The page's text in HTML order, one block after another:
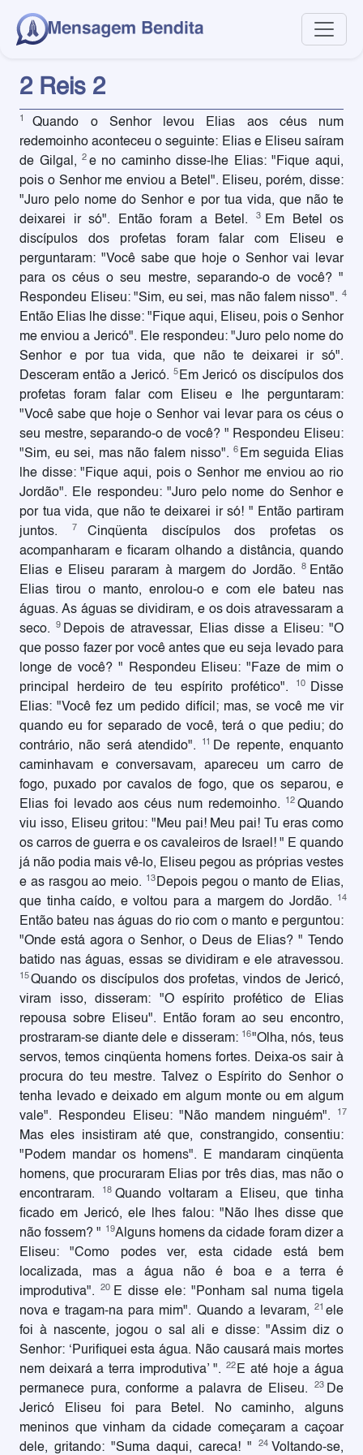
2 Reis 2
1
Quando o Senhor levou Elias aos céus num
redemoinho aconteceu o seguinte: Elias e Eliseu saíram
de Gilgal,2 e no caminho disse-lhe Elias: "Fique aqui,
pois o Senhor me enviou a Betel". Eliseu, porém, disse:
"Juro pelo nome do Senhor e por tua vida, que não te
deixarei ir só". Então foram a Betel.
3
Em Betel os
discípulos dos profetas foram falar com Eliseu e
perguntaram: "Você sabe que hoje o Senhor vai levar
para os céus o seu mestre, separando-o de você? "
Respondeu Eliseu: "Sim, eu sei, mas não falem nisso". 4
Então Elias lhe disse: "Fique aqui, Eliseu, pois o Senhor
me enviou a Jericó". Ele respondeu: "Juro pelo nome do
Senhor e por tua vida, que não te deixarei ir só".
Desceram então a Jericó. 5 Em Jericó os discípulos dos
profetas foram falar com Eliseu e lhe perguntaram:
"Você sabe que hoje o Senhor vai levar para os céus o
seu mestre, separando-o de você? " Respondeu Eliseu:
"Sim, eu sei, mas não falem nisso".6 Em seguida Elias
lhe disse: "Fique aqui, pois o Senhor me enviou ao rio
Jordão". Ele respondeu: "Juro pelo nome do Senhor e
por tua vida, que não te deixarei ir só! " Então partiram
juntos.
7
Cinqüenta discípulos dos profetas os
acompanharam e ficaram olhando a distância, quando
Elias e Eliseu pararam à margem do Jordão.8 Então
Elias tirou o manto, enrolou-o e com ele bateu nas
águas. As águas se dividiram, e os dois atravessaram a
seco.9 Depois de atravessar, Elias disse a Eliseu: "O
que posso fazer por você antes que eu seja levado para
longe de você? " Respondeu Eliseu: "Faze de mim o
principal herdeiro de teu espírito profético".
10
Disse
Elias: "Você fez um pedido difícil; mas, se você me vir
quando eu for separado de você, terá o que pediu; do
contrário, não será atendido".
11
De repente, enquanto
caminhavam e conversavam, apareceu um carro de
fogo, puxado por cavalos de fogo, que os separou, e
Elias foi levado aos céus num redemoinho.
12 Quando
viu isso, Eliseu gritou: "Meu pai! Meu pai! Tu eras como
os carros de guerra e os cavaleiros de Israel! " E quando
já não podia mais vê-lo, Eliseu pegou as próprias vestes
e as rasgou ao meio. 13 Depois pegou o manto de Elias,
que tinha caído, e voltou para a margem do Jordão.
14
Então bateu nas águas do rio com o manto e perguntou:
"Onde está agora o Senhor, o Deus de Elias? " Tendo
batido nas águas, essas se dividiram e ele atravessou.
15Quando os discípulos dos profetas, vindos de Jericó,
viram isso, disseram: "O espírito profético de Elias
repousa sobre Eliseu". Então foram ao seu encontro,
prostraram-se diante dele e disseram: 16"Olha, nós, teus
servos, temos cinqüenta homens fortes. Deixa-os sair à
procura do teu mestre. Talvez o Espírito do Senhor o
tenha levado e deixado em algum monte ou em algum
vale". Respondeu Eliseu: "Não mandem ninguém".
17
Mas eles insistiram até que, constrangido, consentiu:
"Podem mandar os homens". E mandaram cinqüenta
homens, que procuraram Elias por três dias, mas não o
encontraram.
18 Quando voltaram a Eliseu, que tinha
ficado em Jericó, ele lhes falou: "Não lhes disse que
não fossem? " 19Alguns homens da cidade foram dizer a
Eliseu: "Como podes ver, esta cidade está bem
localizada, mas a água não é boa e a terra é
improdutiva".20 E disse ele: "Ponham sal numa tigela
nova e tragam-na para mim". Quando a levaram, 21 ele
foi à nascente, jogou o sal ali e disse: "Assim diz o
Senhor: ‘Purifiquei esta água. Não causará mais mortes
nem deixará a terra improdutiva’ ". 22 E até hoje a água
permanece pura, conforme a palavra de Eliseu.
23 De
Jericó Eliseu foi para Betel. No caminho, alguns
meninos que vinham da cidade começaram a caçoar
dele, gritando: "Suma daqui, careca! "
24 Voltando-se,